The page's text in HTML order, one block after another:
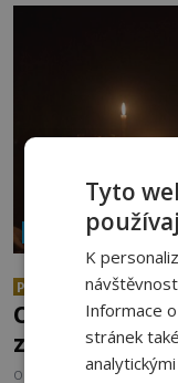
NÁBOŽENSTVÍ A
PREMIUM
Obsahuje
zaříkávadla?
OD ANDREA ŠULCOVÁ
Tyto
K
Informace
stránek